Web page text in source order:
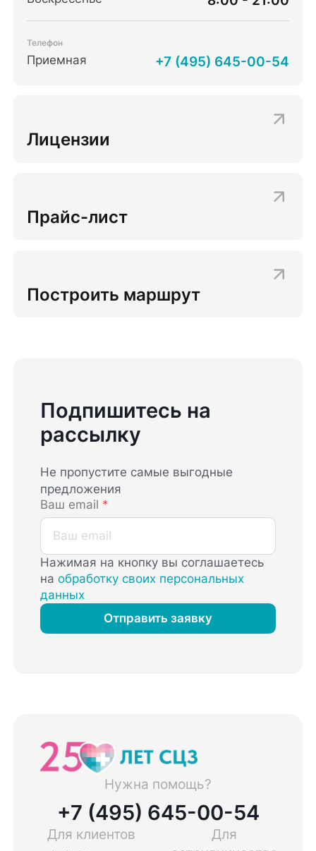
Телефон
Приемная +7 (495) 645-00-54
Лицензии
Прайс-лист
Построить маршрут
Подпишитесь на
рассылку
Не пропустите самые выгодные
предложения
Ваш email *
Нажимая на кнопку вы соглашаетесь
наобработку своих персональных
данных
Отправить заявку
Нужна помощь?
+7 (495) 645-00-54
Для клиентов
Для